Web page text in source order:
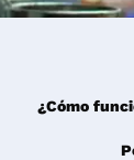
¿Cómo